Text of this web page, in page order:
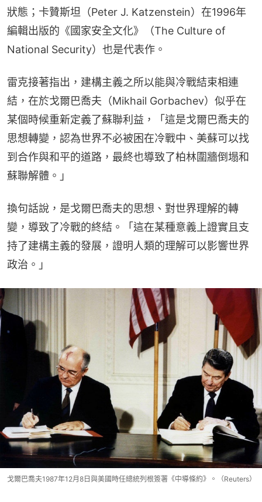
狀態；卡贊斯坦（Peter J. Katzenstein）在1996年
編輯出版的《國家安全文化》（The Culture of
National Security）也是代表作。
雷克接著指出，建構主義之所以能與冷戰結束相連
結，在於戈爾巴喬夫（Mikhail Gorbachev）似乎在
某個時候重新定義了蘇聯利益，「這是戈爾巴喬夫的
思想轉變，認為世界不必被困在冷戰中、美蘇可以找
到合作與和平的道路，最終也導致了柏林圍牆倒塌和
蘇聯解體。」
換句話說，是戈爾巴喬夫的思想、對世界理解的轉
變，導致了冷戰的終結。「這在某種意義上證實且支
持了建構主義的發展，證明人類的理解可以影響世界
政治。」
戈爾巴喬夫1987年12月8日與美國時任總統列根簽署《中導條約》。（Reuters）